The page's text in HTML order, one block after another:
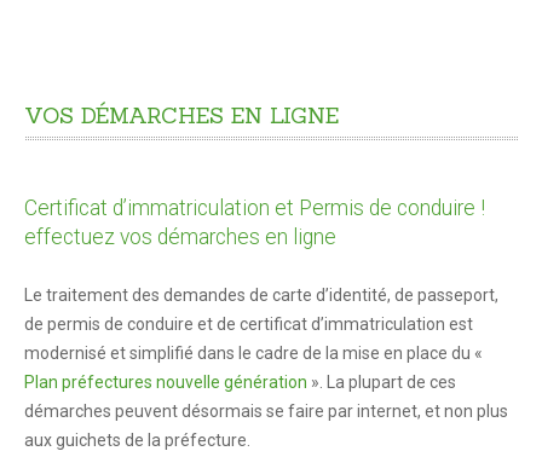
L'éclairage public
Tous les formulaires
Recours à l'architecture
LOISIRS
Culture et spectacles
VOS DÉMARCHES EN LIGNE
Certificat d’immatriculation et Permis de conduire !
effectuez vos démarches en ligne
Le traitement des demandes de carte d’identité, de passeport,
de permis de conduire et de certificat d’immatriculation est
modernisé et simplifié dans le cadre de la mise en place du «
Plan préfectures nouvelle génération ». La plupart de ces
démarches peuvent désormais se faire par internet, et non plus
aux guichets de la préfecture.